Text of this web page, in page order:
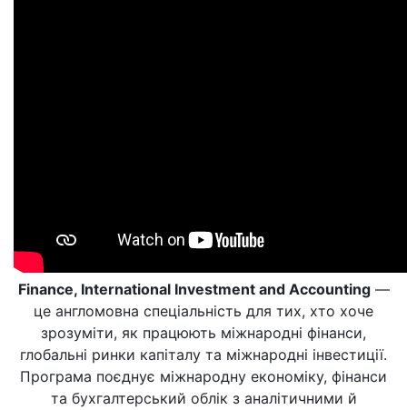
Finance, International Investment and Accounting—
це англомовна спеціальність для тих, хто хоче
зрозуміти, як працюють міжнародні фінанси,
глобальні ринки капіталу та міжнародні інвестиції.
Програма поєднує міжнародну економіку, фінанси
та бухгалтерський облік з аналітичними й